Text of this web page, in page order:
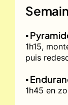
▪️
1h15,
puis
▪️
1h45 en